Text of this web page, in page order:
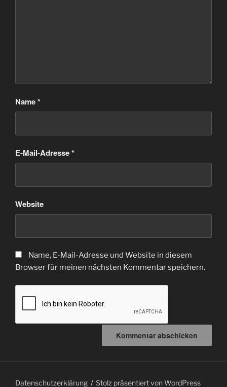
Name*
E-Mail-Adresse*
Website
Name, E-Mail-Adresse und Website in diesem
Browser für meinen nächsten Kommentar speichern.
Datenschutzerklärung Stolz präsentiert von WordPress